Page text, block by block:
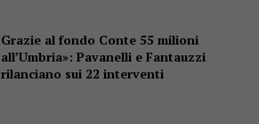
Grazie al fondo Conte 55 milioni
all’Umbria»: Pavanelli e Fantauzzi
rilanciano sui 22 interventi